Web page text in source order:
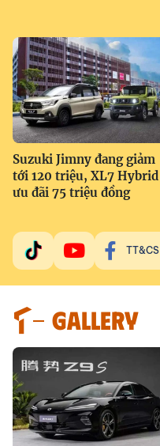
Suzuki Jimny đang giảm
tới 120 triệu, XL7 Hybrid
ưu đãi 75 triệu đồng
TT&CS
GALLERY